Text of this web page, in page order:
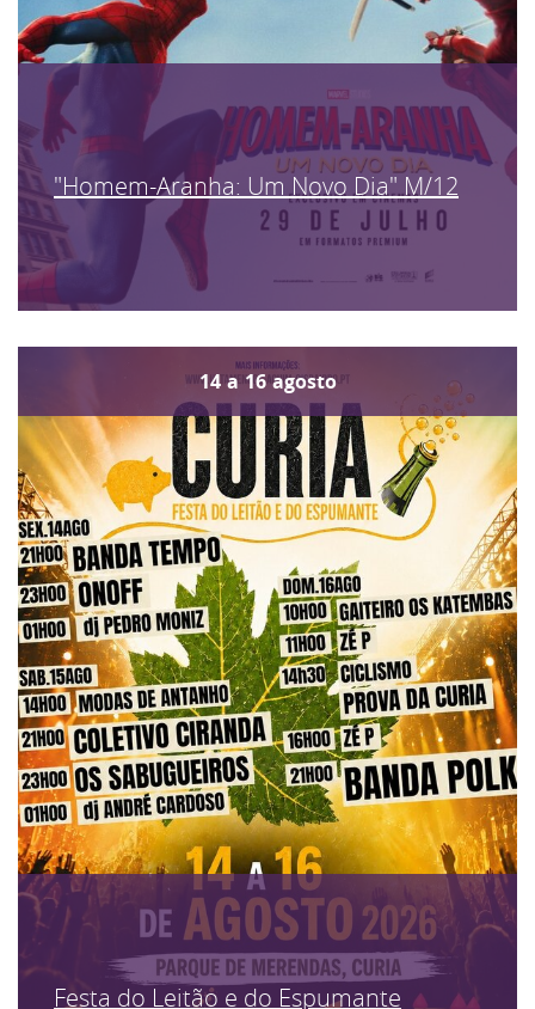
"Homem-Aranha: Um Novo Dia" M/12
14 a 16 agosto
Festa do Leitão e do Espumante